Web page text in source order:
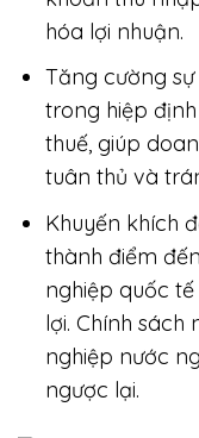
hóa lợi nhuận.
Tăng cường
trong hiệp
thuế, giúp
tuân thủ và
Khuyến khích
thành điểm
nghiệp quốc
lợi. Chính
nghiệp nước
ngược lại.